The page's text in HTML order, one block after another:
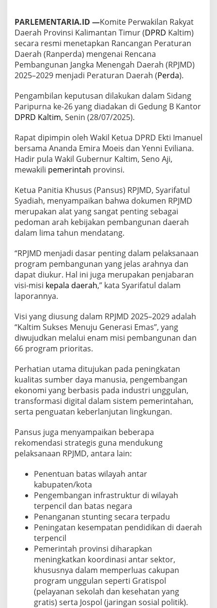
2
9
J
d
i
P
r
d
a
,
o
k
s
d
a
G
e
n
a
i
E
m
d
a
n
T
f
o
r
m
a
i
D
a
PARLEMENTARIA.ID —Komite Perwakilan Rakyat
Daerah Provinsi Kalimantan Timur (DPRD Kaltim)
secara resmi menetapkan Rancangan Peraturan
Daerah (Ranperda) mengenai Rencana
Pembangunan Jangka Menengah Daerah (RPJMD)
2025–2029 menjadi Peraturan Daerah (Perda).
Pengambilan keputusan dilakukan dalam Sidang
DPRD Kaltim, Senin (28/07/2025).
Rapat dipimpin oleh Wakil Ketua DPRD Ekti Imanuel
bersama Ananda Emira Moeis dan Yenni Eviliana.
Hadir pula Wakil Gubernur Kaltim, Seno Aji,
mewakili pemerintah provinsi.
Ketua Panitia Khusus (Pansus) RPJMD, Syarifatul
Syadiah, menyampaikan bahwa dokumen RPJMD
merupakan alat yang sangat penting sebagai
pedoman arah kebijakan pembangunan daerah
dalam lima tahun mendatang.
“RPJMD menjadi dasar penting dalam pelaksanaan
program pembangunan yang jelas arahnya dan
dapat diukur. Hal ini juga merupakan penjabaran
visi-misi kepala daerah,” kata Syarifatul dalam
laporannya.
Visi yang diusung dalam RPJMD 2025–2029 adalah
“Kaltim Sukses Menuju Generasi Emas”, yang
diwujudkan melalui enam misi pembangunan dan
66 program prioritas.
Perhatian utama ditujukan pada peningkatan
kualitas sumber daya manusia, pengembangan
ekonomi yang berbasis pada industri unggulan,
transformasi digital dalam sistem pemerintahan,
serta penguatan keberlanjutan lingkungan.
Pansus juga menyampaikan beberapa
rekomendasi strategis guna mendukung
pelaksanaan RPJMD, antara lain:
Penentuan batas wilayah antar
kabupaten/kota
Pengembangan infrastruktur di wilayah
terpencil dan batas negara
Penanganan stunting secara terpadu
Peningatan kesempatan pendidikan di daerah
terpencil
Pemerintah provinsi diharapkan
meningkatkan koordinasi antar sektor,
khususnya dalam memperluas cakupan
program unggulan seperti Gratispol
(pelayanan sekolah dan kesehatan yang
gratis) serta Jospol (jaringan sosial politik).